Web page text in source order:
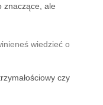
znaczące, ale
wiedzieć o
czy